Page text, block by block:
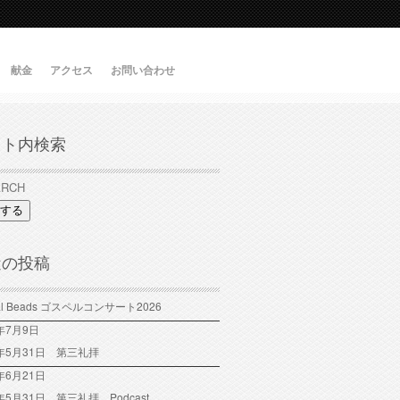
献金 アクセス お問い合わせ
内検索
る
投稿
Beads ゴスペルコンサート2026
7月9日
5月31日 第三礼拝
6月21日
5月31日 第三礼拝 Podcast